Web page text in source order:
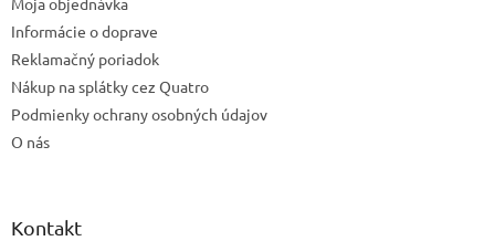
Informácie o doprave
Reklamačný poriadok
Nákup na splátky cez Quatro
Podmienky ochrany osobných údajov
O nás
Kontakt